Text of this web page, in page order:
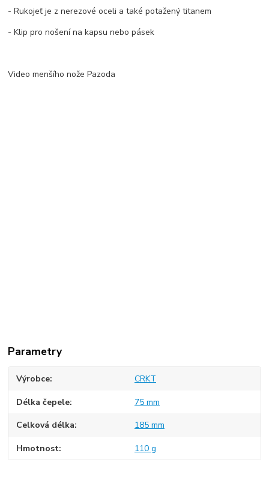
- Rukojeť je z nerezové oceli a také potažený titanem
- Klip pro nošení na kapsu nebo pásek
Video menšího nože Pazoda
Parametry
Výrobce CRKT
Délka čepele 75 mm
Celková délka 185 mm
Hmotnost 110 g